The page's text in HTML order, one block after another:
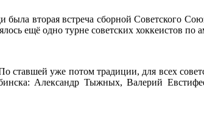
вторая встреча сборной Советского
ещё одно турне советских хоккеистов по
уже потом традиции, для всех
Александр Тыжных, Валерий